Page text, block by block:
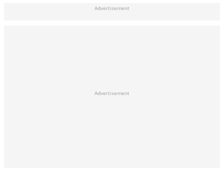
Advertisement
Advertisement